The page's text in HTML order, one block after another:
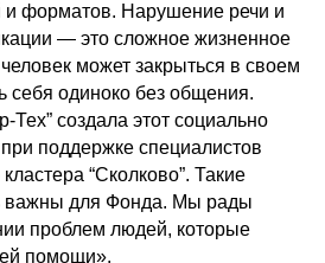
и форматов. Нарушение речи и
— это сложное жизненное
может закрыться в своем
себя одиноко без общения.
Тех” создала этот социально
поддержке специалистов
“Сколково”. Такие
важны для Фонда. Мы рады
проблем людей, которые
помощи».